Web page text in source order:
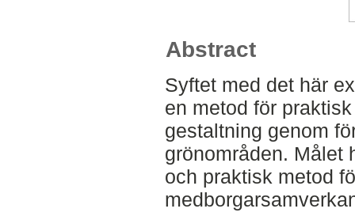
Abstract
Syftet med det här
en metod för
gestaltning genom
grönområden. Målet
och praktisk metod